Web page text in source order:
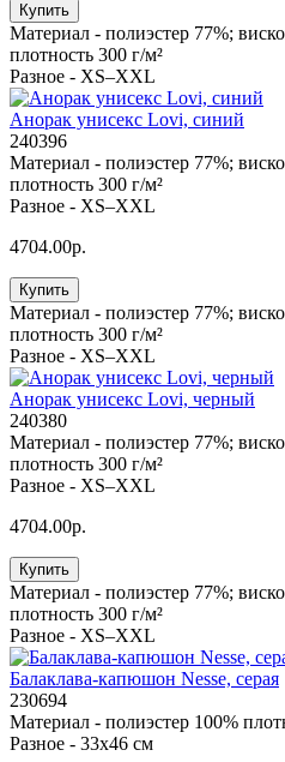
Купить
Материал - полиэстер 77%;
плотность 300 г/м²
Разное - XS–XXL
Анорак унисекс Lovi, синий
240396
Материал - полиэстер 77%;
плотность 300 г/м²
Разное - XS–XXL
4704.00р.
Купить
Материал - полиэстер 77%;
плотность 300 г/м²
Разное - XS–XXL
Анорак унисекс Lovi, черный
240380
Материал - полиэстер 77%;
плотность 300 г/м²
Разное - XS–XXL
4704.00р.
Купить
Материал - полиэстер 77%;
плотность 300 г/м²
Разное - XS–XXL
Балаклава-капюшон Nesse, серая
230694
Материал - полиэстер 100%
Разное - 33х46 см